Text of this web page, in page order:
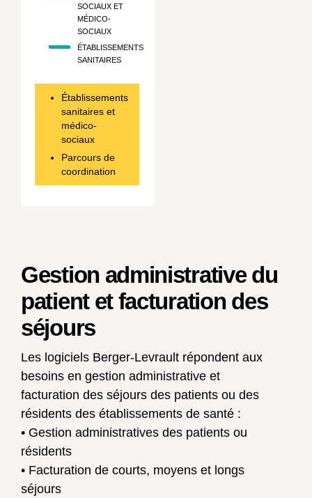
SOCIAUX ET
MÉDICO-
SOCIAUX
ÉTABLISSEMENTS
SANITAIRES
Établissements
sanitaires et
médico-
sociaux
Parcours de
coordination
Gestion administrative du
patient et facturation des
séjours
Les logiciels Berger-Levrault répondent aux
besoins en gestion administrative et
facturation des séjours des patients ou des
résidents des établissements de santé :
• Gestion administratives des patients ou
résidents
• Facturation de courts, moyens et longs
séjours